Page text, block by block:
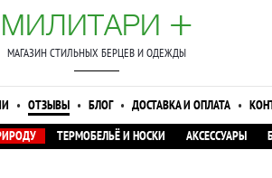
МИЛИТАРИ +
МАГАЗИН СТИЛЬНЫХ БЕРЦЕВ И ОДЕЖДЫ
• ОТЗЫВЫ • БЛОГ • ДОСТАВКА И ОПЛАТА •
ТЕРМОБЕЛЬЁ И НОСКИ АКСЕССУАРЫ